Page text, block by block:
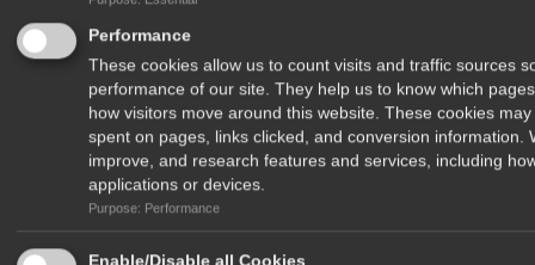
Performance
These cookies allow us to count visits and traffic sources
performance of our site. They help us to know which
how visitors move around this website. These cookies
spent on pages, links clicked, and conversion
improve, and research features and services, including
applications or devices.
Purpose: Performance
Enable/Disable all Cookies